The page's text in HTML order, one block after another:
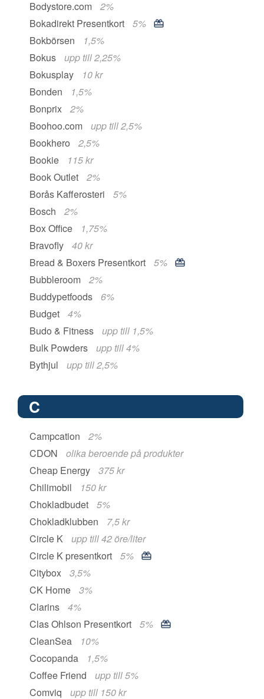
Bodystore.com
2%
Bokadirekt Presentkort
5%
Bokbörsen
1,5%
Bokus
upp till 2,25%
Bokusplay
10 kr
Bonden
1,5%
Bonprix
2%
Boohoo.com
upp till 2,5%
Bookhero
2,5%
Bookie
115 kr
Book Outlet
2%
Borås Kafferosteri
5%
Bosch
2%
Box Office
1,75%
Bravofly
40 kr
Bread & Boxers Presentkort
5%
Bubbleroom
2%
Buddypetfoods
6%
Budget
4%
Budo & Fitness
upp till 1,5%
Bulk Powders
upp till 4%
Bythjul
upp till 2,5%
C
Campcation
2%
CDON
olika beroende på produkter
Cheap Energy
375 kr
Chilimobil
150 kr
Chokladbudet
5%
Chokladklubben
7,5 kr
Circle K
upp till 42 öre/liter
Circle K presentkort
5%
Citybox
3,5%
CK Home
3%
Clarins
4%
Clas Ohlson Presentkort
5%
CleanSea
10%
Cocopanda
1,5%
Coffee Friend
upp till 5%
Comviq
upp till 150 kr